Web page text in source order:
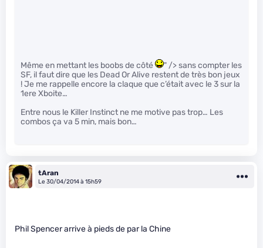
Même en mettant les boobs de côté
" /> sans compter les
SF, il faut dire que les Dead Or Alive restent de très bon jeux
! Je me rappelle encore la claque que c’était avec le 3 sur la
1ere Xboite…
Entre nous le Killer Instinct ne me motive pas trop… Les
combos ça va 5 min, mais bon…
tAran
Le 30/04/2014 à 15h59
Phil Spencer arrive à pieds de par la Chine